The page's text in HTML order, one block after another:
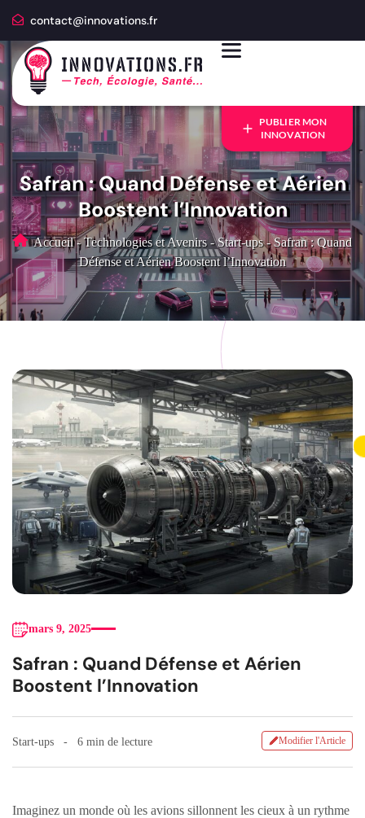
contact@innovations.fr
PUBLIER MON
INNOVATION
Safran : Quand Défense et Aérien
Boostent l’Innovation
Accueil - Technologies et Avenirs - Start-ups - Safran : Quand
Défense et Aérien Boostent l’Innovation
mars 9, 2025
Safran : Quand Défense et Aérien
Boostent l’Innovation
Start-ups 6 min de lecture Modifier l'Article
Imaginez un monde où les avions sillonnent les cieux à un rythme